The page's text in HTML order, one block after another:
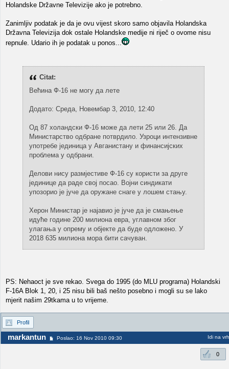
Holandske Državne Televizije ako je potrebno.
Zanimljiv podatak je da je ovu vijest skoro samo objavila Holandska
Državna Televizija dok ostale Holandske medije ni riječ o ovome nisu
repnule. Udario ih je podatak u ponos...
Citat:
Већина Ф-16 не могу да лете
Додато: Среда, Новембар 3, 2010, 12:40
Од 87 холандски Ф-16 може да лети 25 или 26. Да
Министарство одбране потврдило. Узроци интензивне
употребе јединица у Авганистану и финансијских
проблема у одбрани.
Делови нису размјестиве Ф-16 су користи за друге
јединице да раде свој посао. Војни синдикати
упозорио је јуче да оружане снаге у лошем стању.
Херон Министар је најавио је јуче да је смањење
идуће године 200 милиона евра, углавном због
улагања у опрему и објекте да буде одложено. У
2018 635 милиона мора бити сачуван.
PS: Nehaoct je sve rekao. Svega do 1995 (do MLU programa) Holandski
F-16A Blok 1, 20, i 25 nisu bili baš nešto posebno i mogli su se lako
mjerit našim 29tkama u to vrijeme.
Profil
markantun Poslao: 16 Nov 2010 09:30 Idi na vrh
0